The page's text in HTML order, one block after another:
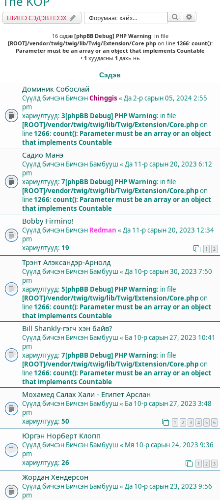
ШИНЭ СЭДЭВ НЭЭХ Хайлт
16 сэдэв [phpBB Debug] PHP Warning: in file
[ROOT]/vendor/twig/twig/lib/Twig/Extension/Core.phpon line 1266: count():
Parameter must be an array or an object that implements Countable
• 1 хуудасны 1 дахь нь
Сэдэв
Доминик Собослай
Сүүлд бичсэн БичсэнChinggis « Да 2-р сарын 05, 2024 2:55
pm
хариултууд: 3[phpBB Debug] PHP Warning: in file
[ROOT]/vendor/twig/twig/lib/Twig/Extension/Core.phpon
line 1266: count(): Parameter must be an array or an object
that implements Countable
Садио Манэ
Сүүлд бичсэн Бичсэн Бамбууш « Да 11-р сарын 20, 2023 6:12
pm
хариултууд: 7[phpBB Debug] PHP Warning: in file
[ROOT]/vendor/twig/twig/lib/Twig/Extension/Core.phpon
line 1266: count(): Parameter must be an array or an object
that implements Countable
Bobby Firmino!
Сүүлд бичсэн Бичсэн Redman « Да 11-р сарын 20, 2023 12:34
pm
хариултууд: 19 1 2
Трэнт Алэксандэр-Арнолд
Сүүлд бичсэн Бичсэн Бамбууш « Да 10-р сарын 30, 2023 7:50
pm
хариултууд: 5[phpBB Debug] PHP Warning: in file
[ROOT]/vendor/twig/twig/lib/Twig/Extension/Core.phpon
line 1266: count(): Parameter must be an array or an object
that implements Countable
Bill Shankly-гэгч хэн байв?
Сүүлд бичсэн Бичсэн Бамбууш « Ба 10-р сарын 27, 2023 10:41
pm
хариултууд: 7[phpBB Debug] PHP Warning: in file
[ROOT]/vendor/twig/twig/lib/Twig/Extension/Core.phpon
line 1266: count(): Parameter must be an array or an object
that implements Countable
Мохамед Салах Хали - Египет Арслан
Сүүлд бичсэн Бичсэн Бамбууш « Ба 10-р сарын 27, 2023 3:48
pm
хариултууд: 50 1 2 3 4 5 6
Юргэн Норберт Клопп
Сүүлд бичсэн Бичсэн Бамбууш « Мя 10-р сарын 24, 2023 9:36
pm
хариултууд: 26 1 2 3
Жордан Хендерсон
Сүүлд бичсэн Бичсэн Бамбууш « Да 10-р сарын 23, 2023 9:56
pm